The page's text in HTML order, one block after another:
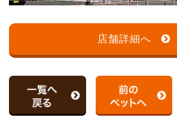
店舗詳細へ